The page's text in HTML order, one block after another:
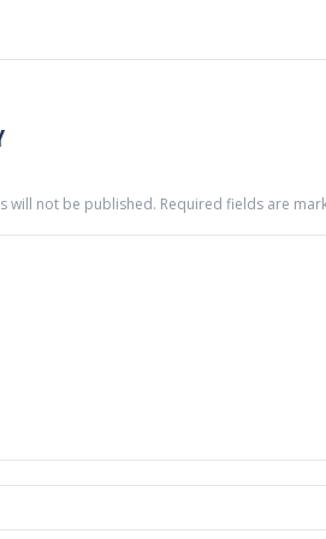
will not be published. Required fields are